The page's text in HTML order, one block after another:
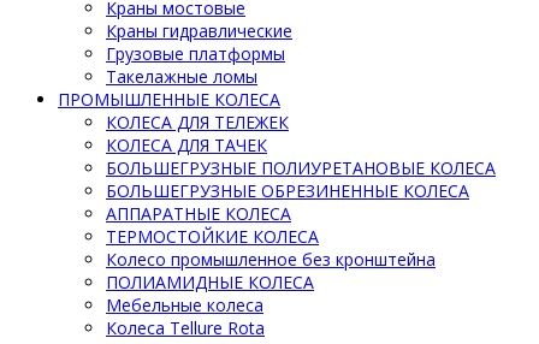
Краны мостовые
Краны гидравлические
Грузовые платформы
Такелажные ломы
ПРОМЫШЛЕННЫЕ КОЛЕСА
КОЛЕСА ДЛЯ ТЕЛЕЖЕК
КОЛЕСА ДЛЯ ТАЧЕК
БОЛЬШЕГРУЗНЫЕ ПОЛИУРЕТАНОВЫЕ КОЛЕСА
БОЛЬШЕГРУЗНЫЕ ОБРЕЗИНЕННЫЕ КОЛЕСА
АППАРАТНЫЕ КОЛЕСА
ТЕРМОСТОЙКИЕ КОЛЕСА
Колесо промышленное без кронштейна
ПОЛИАМИДНЫЕ КОЛЕСА
Мебельные колеса
Колеса Tellure Rota